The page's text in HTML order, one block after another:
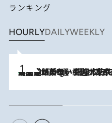
ランキング
HOURLYDAILYWEEKLY
1 Hour Ago
【間違いのない王道・東京土産】資生堂パーラー 銀座本店でのみ出会える銘菓5選《極上プディング・濃厚チーズケーキ・ボンボンショコラほか》